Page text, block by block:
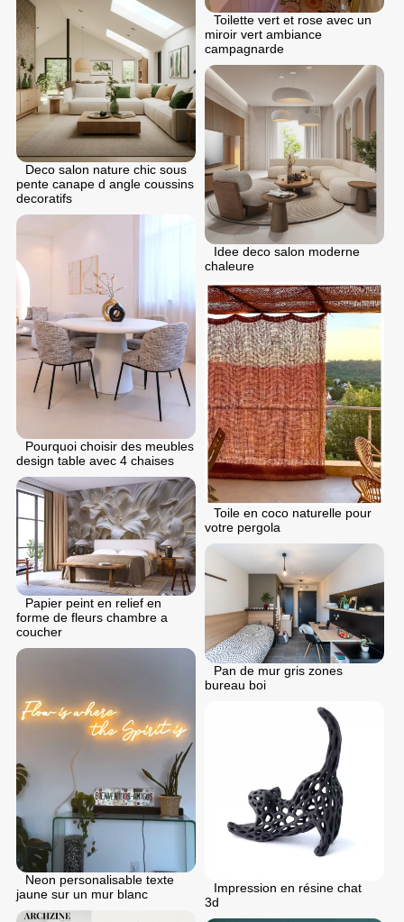
Toilette vert et rose avec un
miroir vert ambiance
campagnarde
Deco salon nature chic sous
pente canape d angle coussins
decoratifs
Idee deco salon moderne
chaleure
Pourquoi choisir des meubles
design table avec 4 chaises
Toile en coco naturelle pour
votre pergola
Papier peint en relief en
forme de fleurs chambre a
coucher
Pan de mur gris zones
bureau boi
Neon personalisable texte
jaune sur un mur blanc
Impression en résine chat
3d